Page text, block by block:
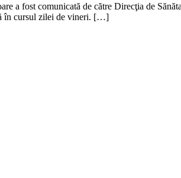
a fost comunicată de către Direcţia de
în cursul zilei de vineri. […]